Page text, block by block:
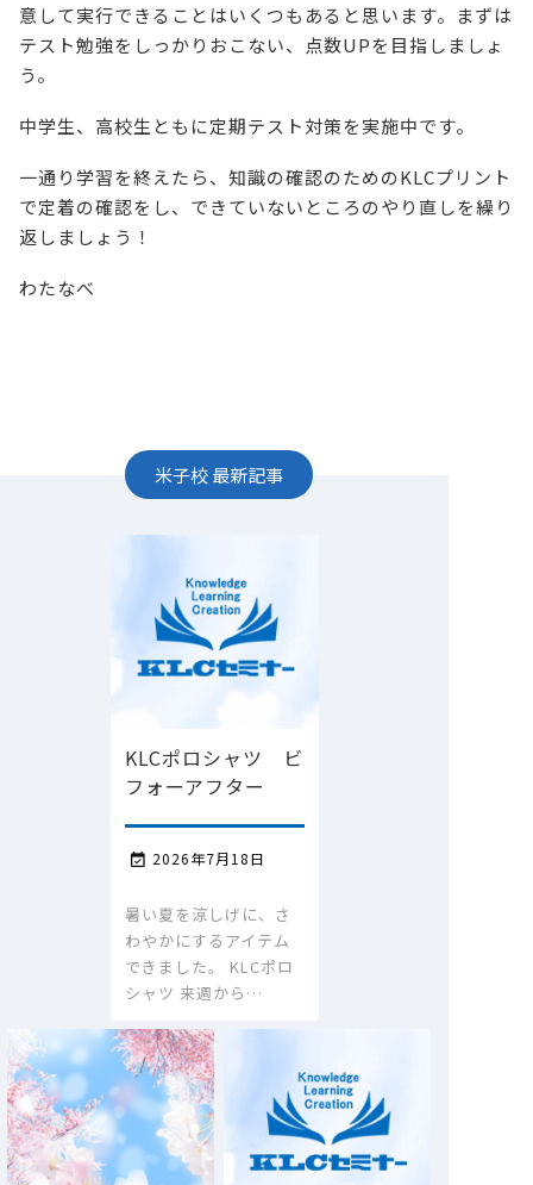
意して実行できることはいくつもあると思います。まずは
テスト勉強をしっかりおこない、点数UPを目指しましょ
う。
中学生、高校生ともに定期テスト対策を実施中です。
一通り学習を終えたら、知識の確認のためのKLCプリント
で定着の確認をし、できていないところのやり直しを繰り
返しましょう！
わたなべ
米子校最新記事
KLCポロシャツ ビ
フォーアフター
 2026年7月18日
暑い夏を涼しげに、さ
わやかにするアイテム
できました。 KLCポロ
シャツ 来週から…